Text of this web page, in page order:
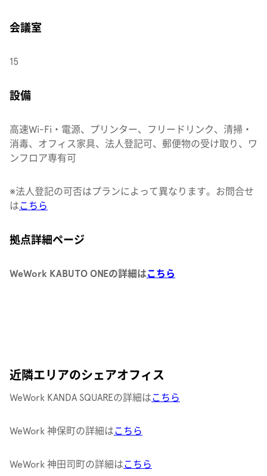
会議室
15
設備
高速Wi-Fi・電源、プリンター、フリードリンク、清掃・
消毒、オフィス家具、法人登記可、郵便物の受け取り、ワ
ンフロア専有可
※法人登記の可否はプランによって異なります。 お問合せ
はこちら
拠点詳細ページ
WeWork KABUTO ONEの詳細はこちら
近隣エリアのシェアオフィス
WeWork KANDA SQUAREの詳細はこちら
WeWork 神保町の詳細はこちら
WeWork 神田司町の詳細はこちら